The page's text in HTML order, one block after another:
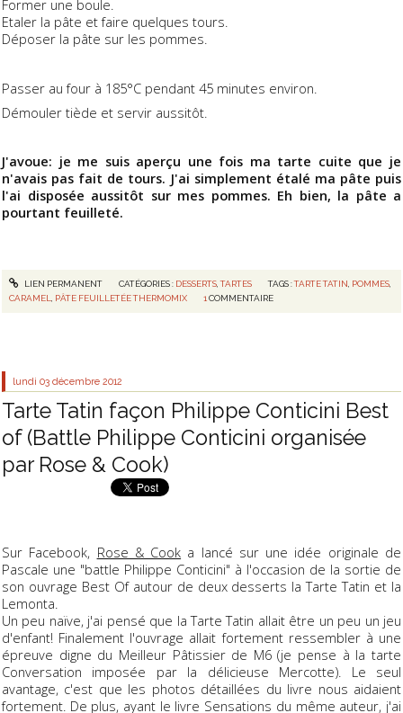
Former une boule.
Etaler la pâte et faire quelques tours.
Déposer la pâte sur les pommes.
Passer au four à 185°C pendant 45 minutes environ.
Démouler tiède et servir aussitôt.
J'avoue: je me suis aperçu une fois ma tarte cuite que je
n'avais pas fait de tours. J'ai simplement étalé ma pâte puis
l'ai disposée aussitôt sur mes pommes. Eh bien, la pâte a
pourtant feuilleté.
LIEN PERMANENT CATÉGORIES : DESSERTS,TARTES TAGS :TARTE TATIN POMMES
CARAMEL
PÂTE FEUILLETÉE THERMOMIX 1 COMMENTAIRE
lundi 03 décembre 2012
Tarte Tatin façon Philippe Conticini Best
of (Battle Philippe Conticini organisée
par Rose & Cook)
Sur Facebook, Rose & Cook a lancé sur une idée originale de
Pascale une "battle Philippe Conticini" à l'occasion de la sortie de
son ouvrage Best Of autour de deux desserts la Tarte Tatin et la
Lemonta.
Un peu naïve, j'ai pensé que la Tarte Tatin allait être un peu un jeu
d'enfant! Finalement l'ouvrage allait fortement ressembler à une
épreuve digne du Meilleur Pâtissier de M6 (je pense à la tarte
Conversation imposée par la délicieuse Mercotte). Le seul
avantage, c'est que les photos détaillées du livre nous aidaient
fortement. De plus, ayant le livre Sensations du même auteur, j'ai